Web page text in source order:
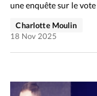
une enquête sur le
Charlotte Moulin
18 Nov 2025